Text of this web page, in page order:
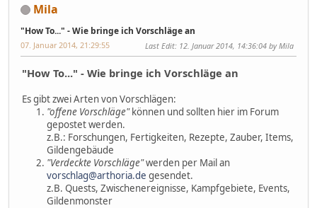
Mila
"How To..." - Wie bringe ich Vorschläge an
07. Januar 2014, 21:29:55 Last Edit: 12. Januar 2014, 14:36:04 by Mila
"How To..." - Wie bringe ich Vorschläge an
Es gibt zwei Arten von Vorschlägen:
"offene Vorschläge"können und sollten hier im Forum
gepostet werden.
z.B.: Forschungen, Fertigkeiten, Rezepte, Zauber, Items,
Gildengebäude
"Verdeckte Vorschläge"werden per Mail an
vorschlag@arthoria.de gesendet.
z.B. Quests, Zwischenereignisse, Kampfgebiete, Events,
Gildenmonster